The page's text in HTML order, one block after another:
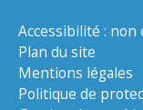
Accessibilité : non
Plan du site
Mentions légales
Politique de